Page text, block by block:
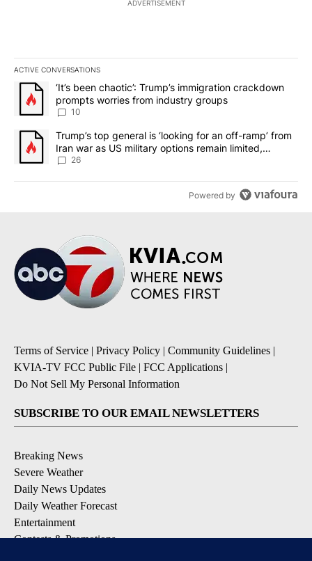
ADVERTISEMENT
ACTIVE CONVERSATIONS
The following is a list of the most commented articles in the last
A trending article titled "‘It’s been chaotic’: Trump’s
‘It’s been chaotic’: Trump’s immigration crackdown
prompts worries from industry groups
10
A trending article titled "Trump’s top general is ‘looking for an
Trump’s top general is ‘looking for an off-ramp’ from
Iran war as US military options remain limited,
sources say
26
Powered by
Terms of Service | Privacy Policy | Community Guidelines |
KVIA-TV FCC Public File | FCC Applications |
Do Not Sell My Personal Information
SUBSCRIBE TO OUR EMAIL NEWSLETTERS
Breaking News
Severe Weather
Daily News Updates
Daily Weather Forecast
Entertainment
Contests & Promotions